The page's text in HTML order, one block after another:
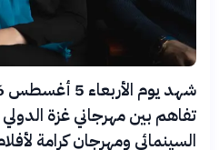
تفاهم بين مهرجاني غزة
السينمائي ومهرجان كرامة